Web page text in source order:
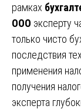
рамках
ООО эксперту
только чисто
последствия
применения
получения
эксперта